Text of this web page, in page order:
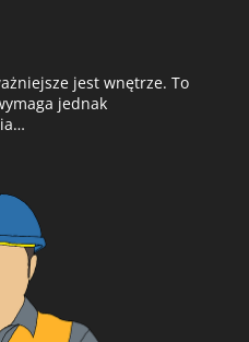
jest wnętrze. To
jednak